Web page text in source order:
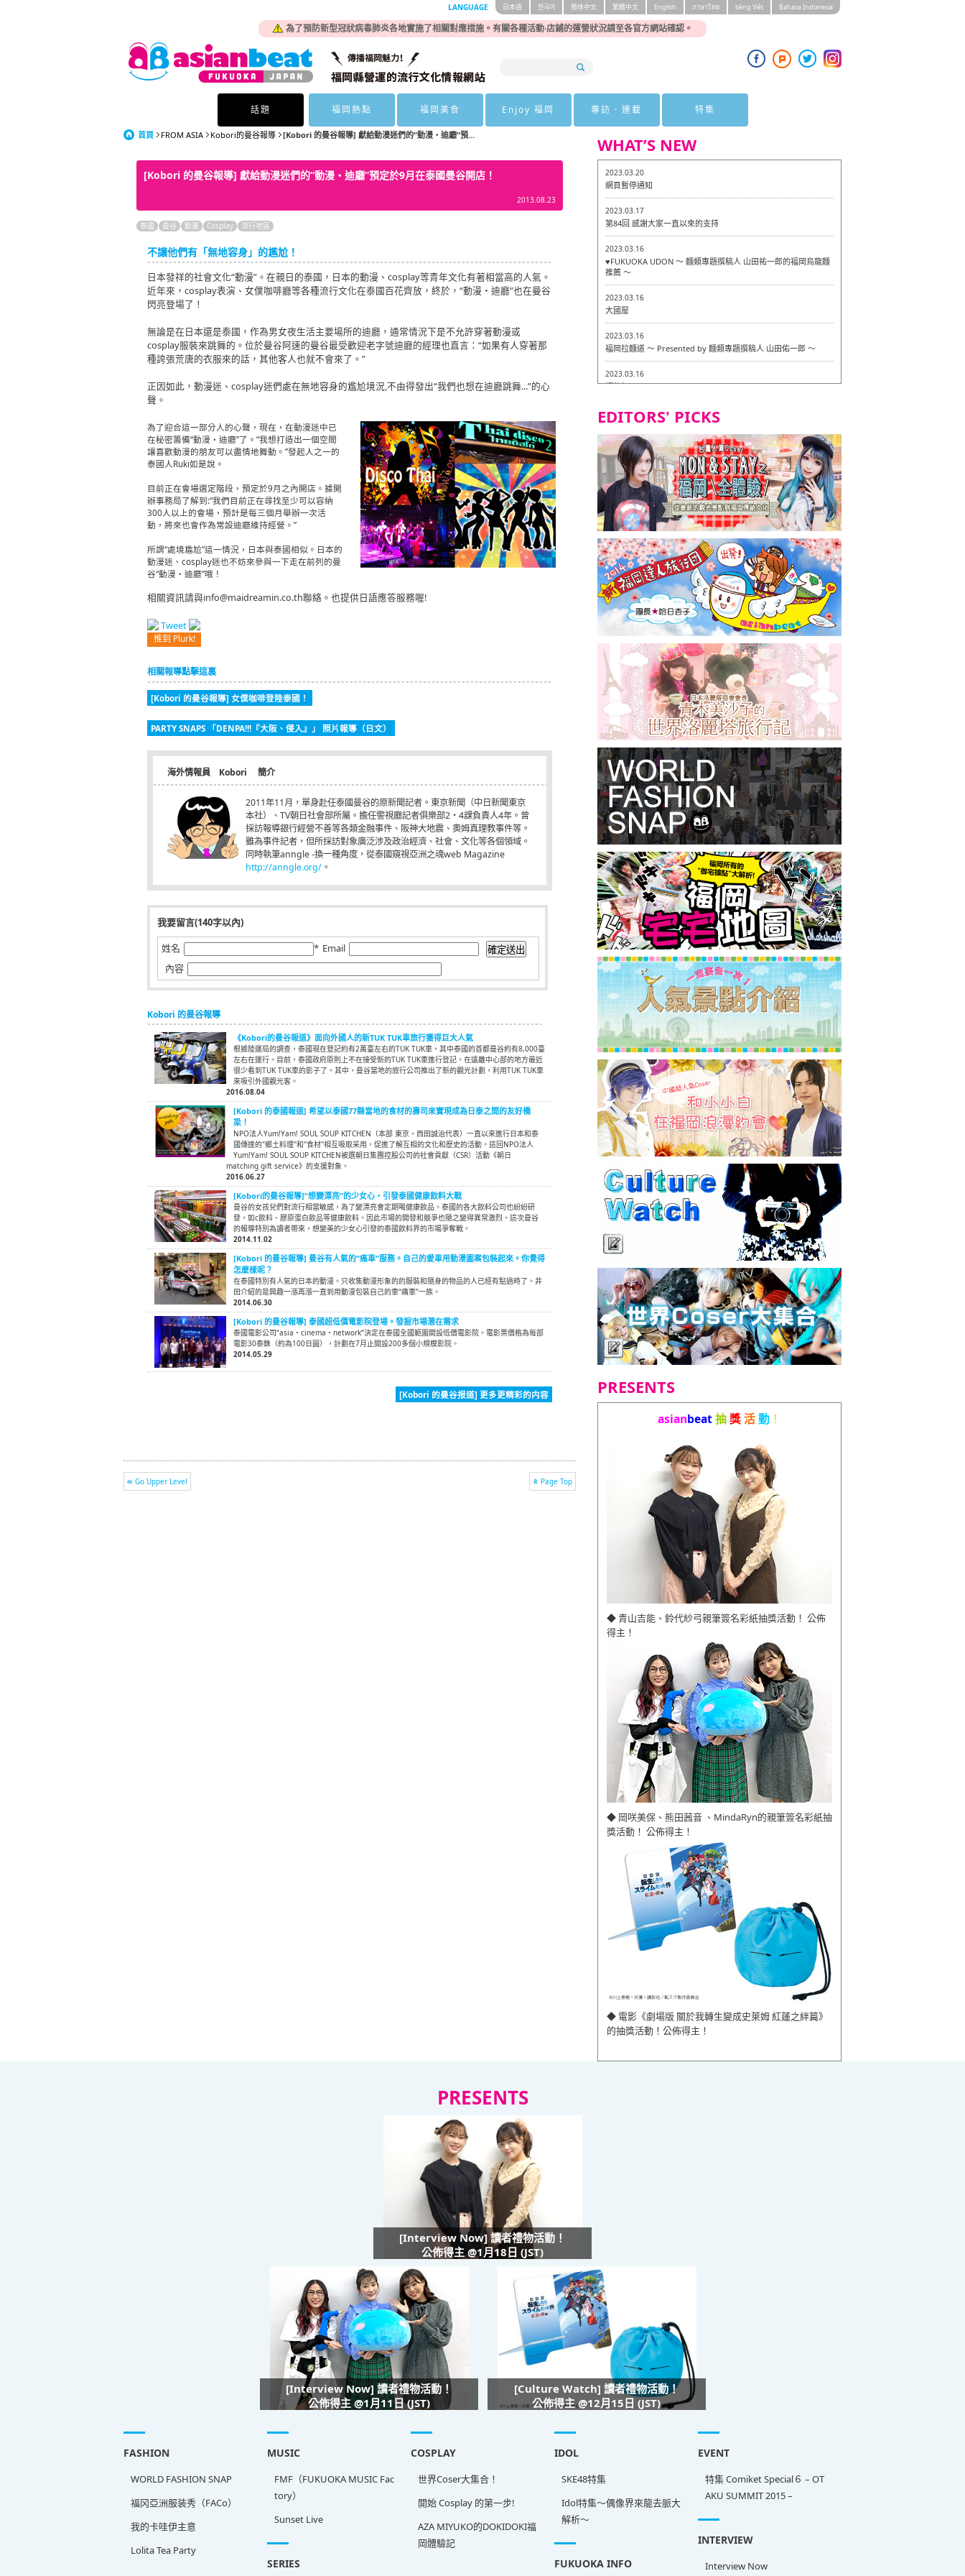
為了預防新型冠狀病毒肺炎各地實施了相關對應措施。有關各種活動·店鋪的運營狀況請至各官方網站確認。
LANGUAGE 日本語 한국어 簡体中文 繁體中文 English ภาษาไทย tiéng Viêt Bahasa Indonesia
話題 福岡熱點 福岡美食 Enjoy 福岡 專訪 · 連載 特集
首頁 FROM ASIA Kobori的曼谷報導 [Kobori 的曼谷報導] 獻給動漫迷們的“動漫・迪廳”預...
[Kobori 的曼谷報導] 獻給動漫迷們的“動漫・迪廳”預定於9月在泰國曼谷開店！
2013.08.23
泰國 曼谷 動畫 Cosplay 流行地區
不讓他們有「無地容身」的尷尬！
日本發祥的社會文化“動漫”。在親日的泰國，日本的動漫、cosplay等青年文化有著相當高的人氣。
近年來，cosplay表演、女僕咖啡廳等各種流行文化在泰國百花齊放，終於，“動漫・迪廳”也在曼谷
閃亮登場了！
無論是在日本還是泰國，作為男女夜生活主要場所的迪廳，通常情況下是不允許穿著動漫或
cosplay服裝來跳舞的。位於曼谷阿速的曼谷最受歡迎老字號迪廳的經理也直言：“如果有人穿著那
種誇張荒唐的衣服來的話，其他客人也就不會來了。”
正因如此，動漫迷、cosplay迷們處在無地容身的尷尬境況,不由得發出“我們也想在迪廳跳舞...”的心
聲。
為了迎合這一部分人的心聲，現在，在動漫迷中已
在秘密籌備“動漫・迪廳”了。“我想打造出一個空間
讓喜歡動漫的朋友可以盡情地舞動。”發起人之一的
泰國人Ruki如是說。
目前正在會場選定階段，預定於9月之內開店。據開
辦事務局了解到:“我們目前正在尋找至少可以容納
300人以上的會場，預計是每三個月舉辦一次活
動，將來也會作為常設迪廳維持經營。”
所謂“處境尷尬”這一情況，日本與泰國相似。日本的
動漫迷、cosplay迷也不妨來參與一下走在前列的曼
谷“動漫・迪廳”哦！
相關資訊請與info@maidreamin.co.th聯絡。也提供日語應答服務喔!
Tweet
推到 Plurk!
相關報導點擊這裏
[Kobori 的曼谷報導] 女僕咖啡登陸泰國！
PARTY SNAPS 「DENPA!!!『大阪、侵入』」 照片報導（日文）
海外情報員 Kobori 簡介
2011年11月，單身赴任泰國曼谷的原新聞記者。東京新聞（中日新聞東京
本社）、TV朝日社會部所屬。擔任警視廳記者俱樂部2・4課負責人4年。曾
採訪報導銀行經營不善等各類金融事件、阪神大地震、奧姆真理教事件等。
雖為事件記者，但所採訪對象廣泛涉及政治經濟、社會、文化等各個領域。
同時執筆anngle -換一種角度，從泰國窺視亞洲之魂web Magazine
http://anngle.org/ 。
我要留言(140字以內)
姓名
* Email
內容
Kobori 的曼谷報導
《Kobori的曼谷報道》面向外國人的新TUK TUK車旅行獲得巨大人氣
根據陸運局的調查，泰國現在登記約有2萬臺左右的TUK TUK車，其中泰國的首都曼谷約有8,000臺
左右在運行。目前，泰國政府原則上不在接受新的TUK TUK車進行登記，在遠離中心部的地方最近
很少看到TUK TUK車的影子了。其中，曼谷當地的旅行公司推出了新的觀光計劃，利用TUK TUK車
來吸引外國觀光客。
2016.08.04
[Kobori 的泰國報道] 希望以泰國77縣當地的食材的壽司來實現成為日泰之間的友好橋
梁！
NPO法人Yum!Yam! SOUL SOUP KITCHEN（本部 東京，西田誠治代表）一直以來進行日本和泰
國傳達的"鄉土料理"和"食材"相互吸取采用，促進了解互相的文化和歷史的活動。這回NPO法人
Yum!Yam! SOUL SOUP KITCHEN被選朝日集團控股公司的社會貢獻（CSR）活動《朝日
matching gift service》的支援對象。
2016.06.27
[Kobori的曼谷報導]“想變漂亮”的少女心，引發泰國健康飲料大戰
曼谷的女孩兒們對流行相當敏感，為了變漂亮會定期喝健康飲品。泰國的各大飲料公司也紛紛研
發，如c飲料、膠原蛋白飲品等健康飲料。因此市場的開發和競爭也隨之變得異常激烈。這次曼谷
的報導特別為讀者帶來，想變美的少女心引發的泰國飲料界的市場爭奪戰。
2014.11.02
[Kobori 的曼谷報導] 曼谷有人氣的“痛車”服務。自己的愛車用動漫圖案包裝起來。你覺得
怎麼樣呢？
在泰國特別有人氣的日本的動漫。只收集動漫形象的的服裝和隨身的物品的人已經有點過時了。井
田介紹的是興趣一漲再漲一直到用動漫包裝自己的車“痛車”一族。
2014.06.30
[Kobori 的曼谷報導] 泰國超低價電影院登場。發掘市場潛在需求
泰國電影公司“asia・cinema・network”決定在泰國全國範圍開設低價電影院。電影票價格為每部
電影30泰銖（約為100日圓），計劃在7月止開設200多個小規模影院。
2014.05.29
[Kobori 的曼谷报道] 更多更精彩的内容
Go Upper Level Page Top
WHAT’S NEW
2023.03.20
網頁暫停通知
2023.03.17
第84回 感謝大家一直以來的支持
2023.03.16
♥FUKUOKA UDON ～ 麵類專題撰稿人 山田祐一郎的福岡烏龍麵
推薦 ～
2023.03.16
大國屋
2023.03.16
福岡拉麵道 〜 Presented by 麵類專題撰稿人 山田佑一郎 〜
2023.03.16
福龍軒
2023.03.07
Isogiyokarazu 博多總店 〜 嚴格素食主義・素食主義者的菜單試
的試吃之旅 in 福岡市！ 〜
2023.03.07
嚴格素食主義・素食主義者的菜單試的試吃之旅 in 福岡市！
2023.03.02
Little Stand 大名店 〜 嚴格素食主義・素食主義者的菜單試的試
吃之旅 in 福岡市！ 〜
2023.02.28
東築軒 折尾本社烏冬店
EDITORS' PICKS
PRESENTS
asianbeat抽獎活動 ！
◆ 青山吉能、鈴代紗弓親筆簽名彩紙抽獎活動！ 公佈
得主！
◆ 岡咲美保、熊田茜音 、MindaRyn的親筆簽名彩紙抽
獎活動！ 公佈得主！
◆ 電影《劇場版 關於我轉生變成史萊姆 紅蓮之絆篇》
的抽獎活動！公佈得主！
PRESENTS
[Interview Now] 讀者禮物活動！
公佈得主 @1月18日 (JST)
[Interview Now] 讀者禮物活動！
公佈得主 @1月11日 (JST)
[Culture Watch] 讀者禮物活動！
公佈得主 @12月15日 (JST)
FASHION
WORLD FASHION SNAP
福冈亞洲服装秀（FACo）
我的卡哇伊主意
Lolita Tea Party
MUSIC
FMF（FUKUOKA MUSIC Fac
tory）
Sunset Live
COSPLAY
世界Coser大集合！
開始 Cosplay 的第一步!
AZA MIYUKO的DOKIDOKI福
岡體驗記
IDOL
SKE48特集
Idol特集～偶像界來龍去脈大
解析～
EVENT
特集 Comiket Special６ – OT
AKU SUMMIT 2015 –
INTERVIEW
Interview Now
SERIES FUKUOKA INFO